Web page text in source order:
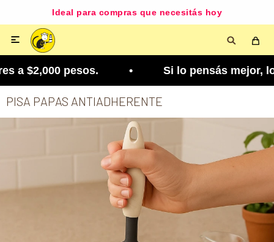
Ideal para compras que necesitás hoy

a $2,000 pesos. • Si lo pensás mejor, lo
PISA PAPAS ANTIADHERENTE